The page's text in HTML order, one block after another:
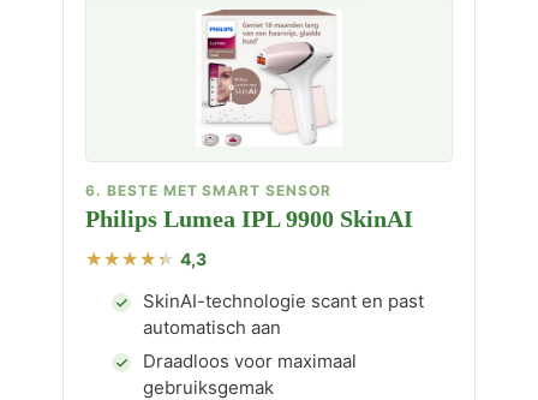
6. BESTE MET SMART SENSOR
Philips Lumea IPL 9900 SkinAI
4,3
SkinAI-technologie scant en past
automatisch aan
Draadloos voor maximaal
gebruiksgemak